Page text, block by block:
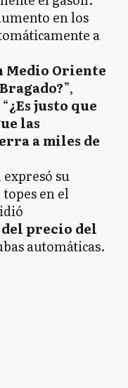
en los
a
Medio Oriente
”,
¿Es justo que
las
a miles de
su
en el
del precio del
automáticas.